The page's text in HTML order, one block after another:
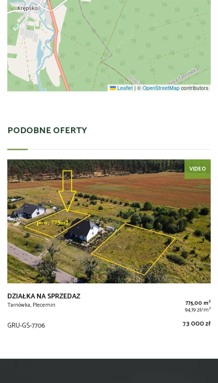
Leaflet | © OpenStreetMap contributors
PODOBNE OFERTY
VIDEO
DZIAŁKA NA SPRZEDAŻ
Tarnówka, Plecemin 775,00 m2
94,19 zł/m2
GRU-GS-7706 73 000 zł